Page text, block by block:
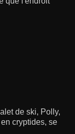
de ski, Polly,
cryptides, se